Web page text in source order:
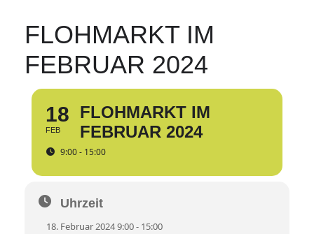
FLOHMARKT IM
FEBRUAR 2024
18
FEB
FLOHMARKT IM
FEBRUAR 2024
9:00 - 15:00
Uhrzeit
18. Februar 2024 9:00 - 15:00